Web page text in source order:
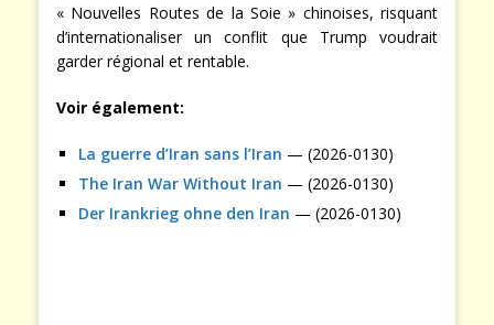
« Nouvelles Routes de la Soie » chinoises, risquant
d’internationaliser un conflit que Trump voudrait
garder régional et rentable.
Voir également:
La guerre d’Iran sans l’Iran — (2026-0130)
The Iran War Without Iran — (2026-0130)
Der Irankrieg ohne den Iran — (2026-0130)